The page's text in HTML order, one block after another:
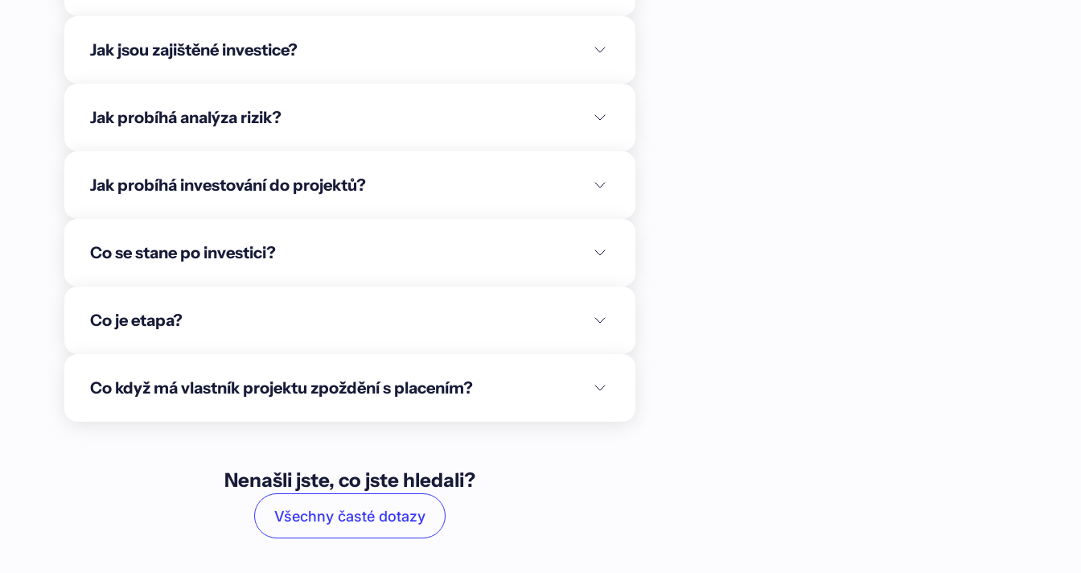
souboru stavebních pozemků** o celkové výměře 30 542 m² v obci Branná, v atraktivní oblasti
Jeseníků. Projekt se nachází ve fázi příprav a jeho výsledkem bude výstavba rozsáhlého
letech 2027–2029\n\n\n* Vznik komplexu určeného k rekreaci a trvalému bydlení, zasazeného
284 obyvateli a rozlohou 14,56 km² je místo spíše komorního charakteru obklopené přírodou.
Je ideální pro klidné rodinné i rekreační bydlení.\n\nLokalita si zachovává původní **vesnický
Přímo v obci se nachází lyžařský areál Branná a v okolí vede řada turistických tras, cyklostezek
zajištění\n\nÚvěr v celkové výši 35 750 000 Kč je zajištěn nemovitostí v hodnotě 55 000 000 Kč
(LTV 65 %). V této etapě vybíráme 6 078 000 Kč\n\n**Zajištění:**\n\n1. **Zástavní právo na
nemovitosti:** pozemek parc.č. 3044, 3073, 3100 zapsané v katastrálním území Branná u
Šumperka\n2. **Zástavní právo k obchodnímu podílu:** Růže v Branné s.r.o., IČO:
Jak jsou zajištěné investice?
Jak probíhá analýza rizik?
Jak probíhá investování do projektů?
Co se stane po investici?
Co je etapa?
Co když má vlastník projektu zpoždění s placením?
Nenašli jste, co jste hledali?
Všechny časté dotazy